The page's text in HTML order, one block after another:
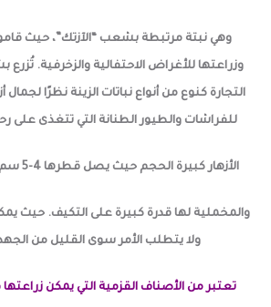
وهي نبتة مرتبطة بشعب “الآزتك”، حيث
وزراعتها للأغراض الاحتفالية والزخرفية.
التجارة كنوع من أنواع نباتات الزينة نظرًا لجمال
للفراشات والطيور الطنانة التي تتغذى على
الأزهار كبيرة الحجم حيث يصل قطرها 4-5 سم ولونها أصفر وأحمر.
والمخملية لها قدرة كبيرة على التكيف. حيث
ولا يتطلب الأمر سوى القليل من الجهد
تعتبر من الأصناف القزمية التي يمكن زراعتها